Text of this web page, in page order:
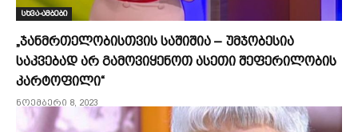
სხვა-ამბები
„ჯანმრთელობისთვის საშიშია – უმჯობესია
საკვებად არ გამოვიყენოთ ასეთი შეფერილობის
კარტოფილი“
ნოემბერი 8, 2023